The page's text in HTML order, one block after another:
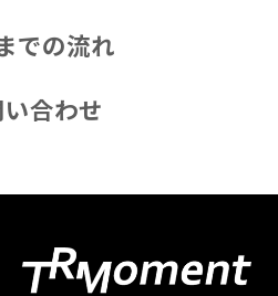
での流れ
合わせ